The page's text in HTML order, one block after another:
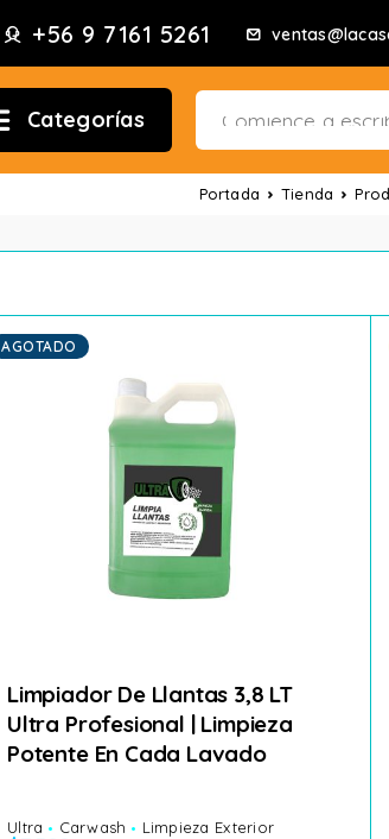
+56 9 7161 5261
Categorías
Portada Tienda
AGOTADO
Limpiador De Llantas 3,8 LT
Ultra Profesional | Limpieza
Potente En Cada Lavado
Ultra Carwash Limpieza Exterior